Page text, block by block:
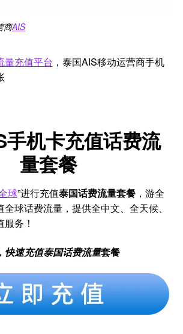
商AIS
量充值平台 ，泰国AIS移动运营商手机
机卡充值话费流
量套餐
球”进行充值泰国话费流量套餐，游全
球话费流量，提供全中文、全天候、
务！
快速充值泰国话费流量套餐